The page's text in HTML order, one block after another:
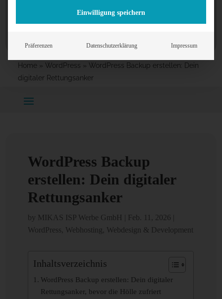
Home »WordPress »WordPress Backup erstellen: Dein
digitaler Rettungsanker
WordPress Backup
erstellen: Dein digitaler
Rettungsanker
by MIKAS ISP Werbe GmbH Feb. 11, 2026
WordPress, Webhosting, Webdesign & Development
Inhaltsverzeichnis
WordPress Backup erstellen: Dein digitaler
Rettungsanker, bevor die Hölle zufriert
Einwilligung speichern
Präferenzen Datenschutzerklärung Impressum